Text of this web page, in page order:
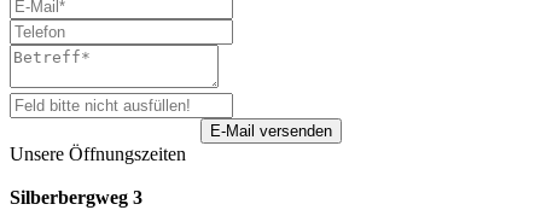
Unsere Öffnungszeiten
Silberbergweg 3